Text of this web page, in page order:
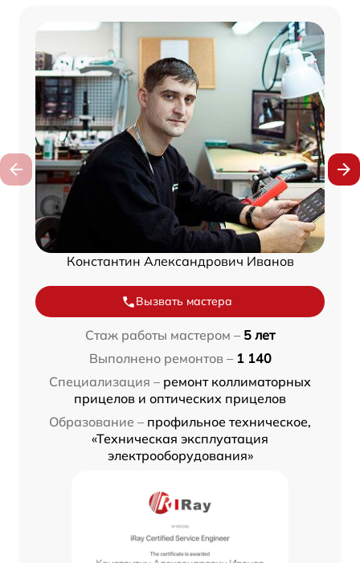
Константин Александрович Иванов
Вызвать мастера
Стаж работы мастером – 5 лет
Выполнено ремонтов – 1 140
Специализация – ремонт коллиматорных
прицелов и оптических прицелов
Образование – профильное техническое,
«Техническая эксплуатация
электрооборудования»